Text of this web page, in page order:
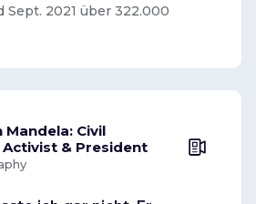
Sept. 2021 über 322.000
Mandela: Civil
Activist & President